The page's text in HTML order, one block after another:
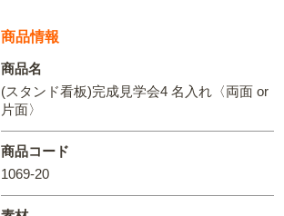
商品情報
商品名
(スタンド看板)完成見学会4 名入れ〈両面 or
片面〉
商品コード
1069-20